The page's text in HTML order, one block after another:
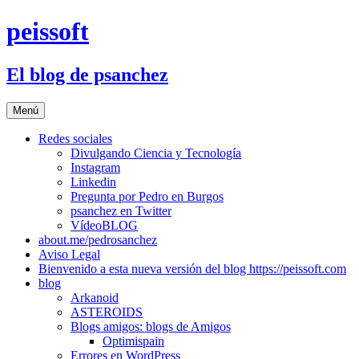
Saltar
al
peissoft
El blog de psanchez
Menú
Redes sociales
Divulgando Ciencia y Tecnología
Instagram
Linkedin
Pregunta por Pedro en Burgos
psanchez en Twitter
VídeoBLOG
about.me/pedrosanchez
Aviso Legal
Bienvenido a esta nueva versión del blog https://peissoft.com
blog
Arkanoid
ASTEROIDS
Blogs amigos: blogs de Amigos
Optimispain
Errores en WordPress